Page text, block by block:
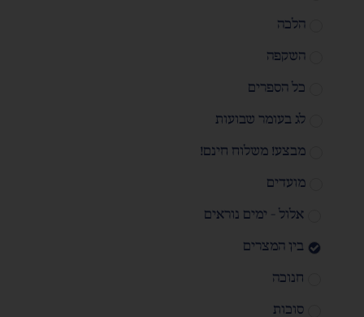
הלכה
השקפה
כל הספרים
לג בעומר שבועות
מבצע! משלוח חינם!
מועדים
אלול - ימים נוראים
בין המצרים
חנוכה
סוכות